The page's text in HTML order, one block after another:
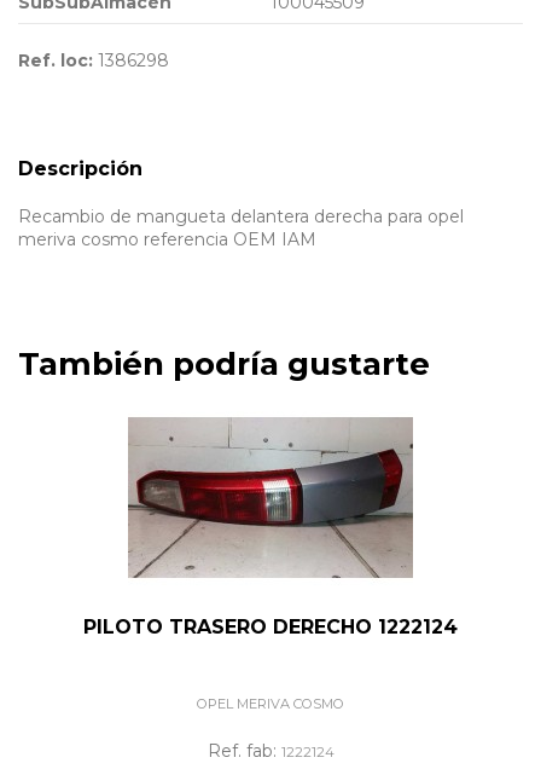
Ref. loc: 1386298
Descripción
Recambio de mangueta delantera derecha para opel
meriva cosmo referencia OEM IAM
También podría gustarte
PILOTO TRASERO DERECHO 1222124
OPEL MERIVA COSMO
Ref. fab: 1222124